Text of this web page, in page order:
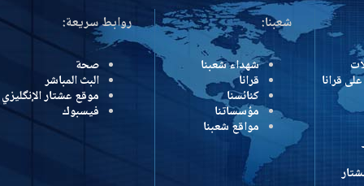
شعبنا:
شهداء شعبنا
قرانا
كنائسنا
مؤسساتنا
مواقع شعبنا
روابط سريعة:
صحة
البث المباشر
موقع عشتار الإنگليزي
فيسبوك